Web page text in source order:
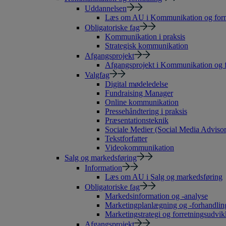
Uddannelsen
Læs om AU i Kommunikation og
Obligatoriske fag
Kommunikation i praksis
Strategisk kommunikation
Afgangsprojekt
Afgangsprojekt i Kommunikation og
Valgfag
Digital mødeledelse
Fundraising Manager
Online kommunikation
Pressehåndtering i praksis
Præsentationsteknik
Sociale Medier (Social Media
Tekstforfatter
Videokommunikation
Salg og markedsføring
Information
Læs om AU i Salg og markedsføring
Obligatoriske fag
Markedsinformation og -analyse
Marketingplanlægning og -
Marketingstrategi og
Afgangsprojekt